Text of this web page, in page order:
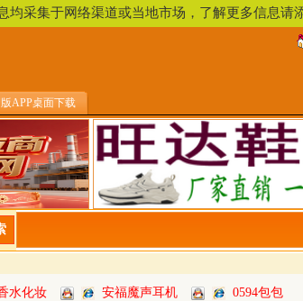
采集于网络渠道或当地市场，了解更多信息请
APP桌面下载
水化妆 安福魔声耳机 0594包包